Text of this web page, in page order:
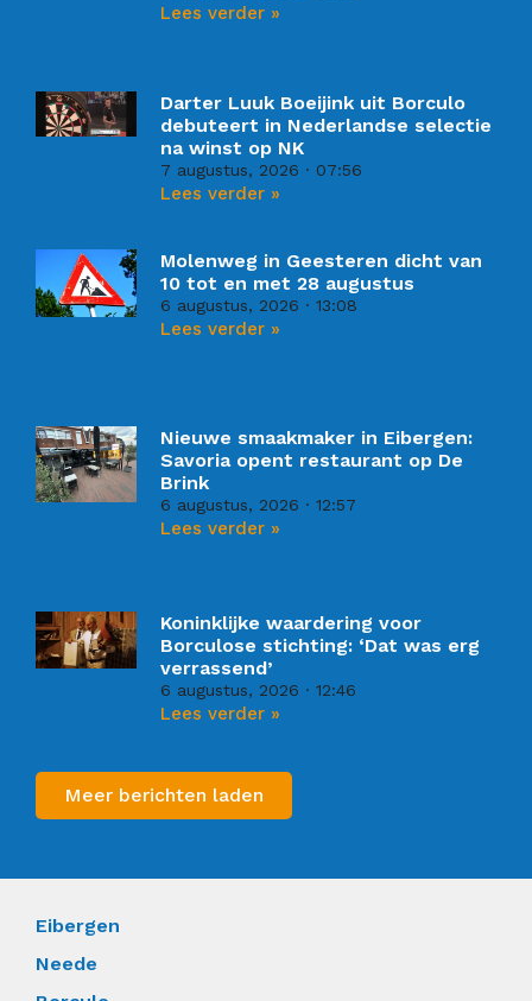
Lees verder »
Darter Luuk Boeijink uit Borculo
debuteert in Nederlandse selectie
na winst op NK
7 augustus, 2026 07:56
Lees verder »
Molenweg in Geesteren dicht van
10 tot en met 28 augustus
6 augustus, 2026 13:08
Lees verder »
Nieuwe smaakmaker in Eibergen:
Savoria opent restaurant op De
Brink
6 augustus, 2026 12:57
Lees verder »
Koninklijke waardering voor
Borculose stichting: ‘Dat was erg
verrassend’
6 augustus, 2026 12:46
Lees verder »
Meer berichten laden
Eibergen
Neede